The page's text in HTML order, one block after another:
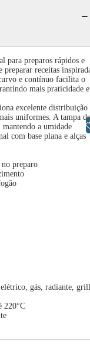
para preparos rápidos e
preparar receitas
e contínuo facilita o
mais praticidade e
excelente distribuição
uniformes. A tampa de
a umidade
com base plana e alças
preparo
gás, radiante, grill
220°C
Libras